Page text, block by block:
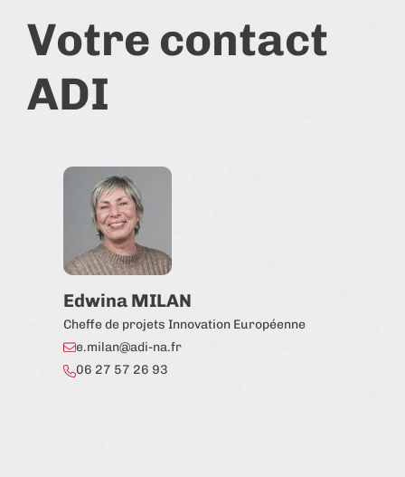
Votre contact
ADI
Edwina MILAN
Cheffe de projets Innovation Européenne
e.milan@adi-na.fr
06 27 57 26 93